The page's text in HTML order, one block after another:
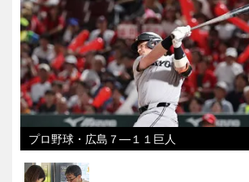
プロ野球・広島７―１１巨人